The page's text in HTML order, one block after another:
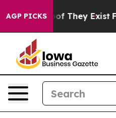
AGP PICKS
no Proof They Exist Fox